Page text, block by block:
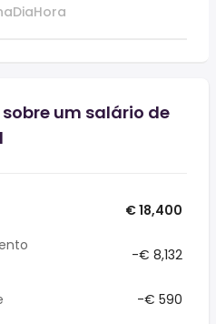
DiaHora
um salário de
€ 18,400
-€ 8,132
-€ 590